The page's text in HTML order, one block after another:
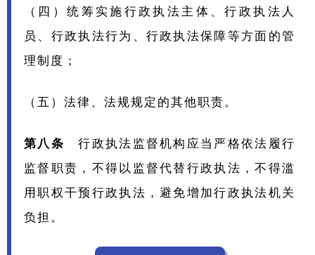
（四）统筹实施行政执法主体、行政执法人
员、行政执法行为、行政执法保障等方面的管
理制度；
（五）法律、法规规定的其他职责。
第八条
行政执法监督机构应当严格依法履行
监督职责，不得以监督代替行政执法，不得滥
用职权干预行政执法，避免增加行政执法机关
负担。